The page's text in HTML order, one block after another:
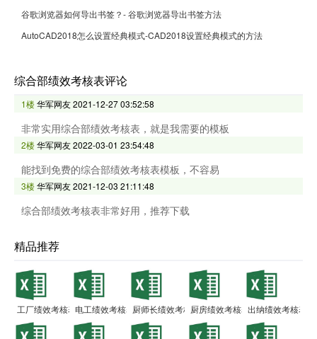
谷歌浏览器如何导出书签？- 谷歌浏览器导出书签方法
AutoCAD2018怎么设置经典模式-CAD2018设置经典模式的方法
综合部绩效考核表评论
1楼华军网友2021-12-27 03:52:58
非常实用综合部绩效考核表，就是我需要的模板
2楼华军网友2022-03-01 23:54:48
能找到免费的综合部绩效考核表模板，不容易
3楼华军网友2021-12-03 21:11:48
综合部绩效考核表非常好用，推荐下载
精品推荐
工厂绩效考核表电工绩效考核表厨师长绩效考核表厨房绩效考核表出纳绩效考核表